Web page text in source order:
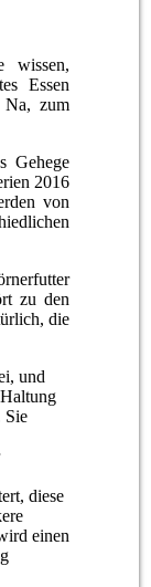
wissen,
Essen
zum
Gehege
2016
von
zu den
die
und
Sie
diese
einen